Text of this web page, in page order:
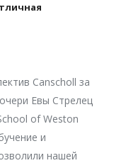
Canscholl за
Евы Стрелец
of Weston
и
нашей